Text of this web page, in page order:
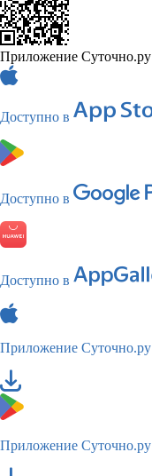
Приложение Суточно.ру
Доступно в
Доступно в
Доступно в
Приложение Суточно.ру
Приложение Суточно.ру